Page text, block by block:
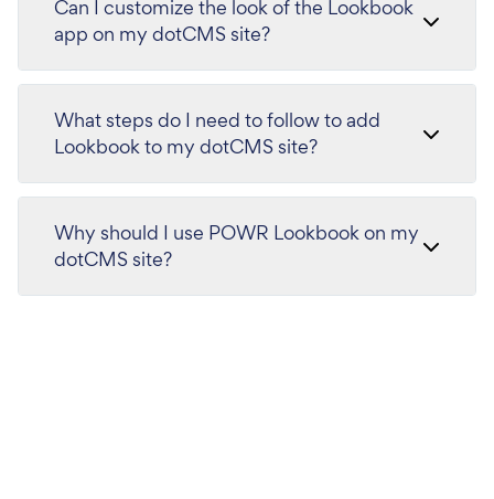
Can I customize the look of the Lookbook
app on my dotCMS site?
What steps do I need to follow to add
Lookbook to my dotCMS site?
Why should I use POWR Lookbook on my
dotCMS site?